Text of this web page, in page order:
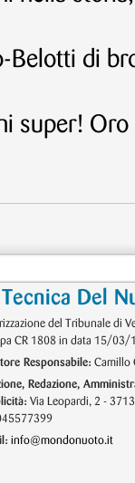
Belotti di
super!
Tecnica Del
del Tribunale di
CR 1808 in data 15/03/
Responsabile: Camillo
Redazione,
Via Leopardi, 2 -
info@mondonuoto.it